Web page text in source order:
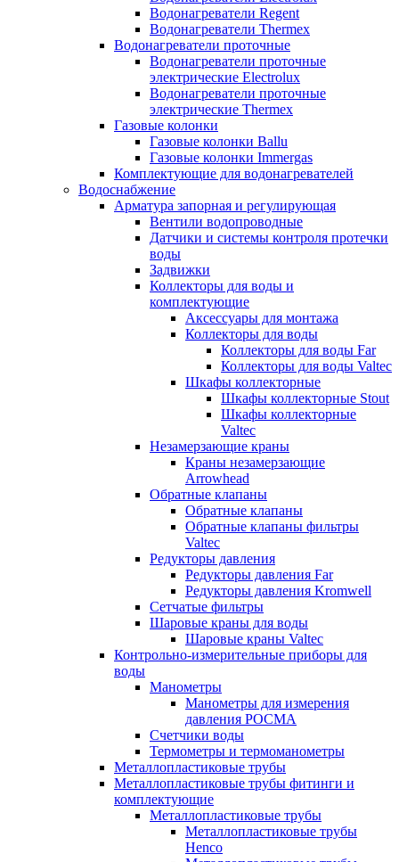
Водонагреватели Regent
Водонагреватели Thermex
Водонагреватели проточные
Водонагреватели проточные
электрические Electrolux
Водонагреватели проточные
электрические Thermex
Газовые колонки
Газовые колонки Ballu
Газовые колонки Immergas
Комплектующие для водонагревателей
Водоснабжение
Арматура запорная и регулирующая
Вентили водопроводные
Датчики и системы контроля протечки
воды
Задвижки
Коллекторы для воды и
комплектующие
Аксессуары для монтажа
Коллекторы для воды
Коллекторы для воды Far
Коллекторы для воды Valtec
Шкафы коллекторные
Шкафы коллекторные Stout
Шкафы коллекторные
Valtec
Незамерзающие краны
Краны незамерзающие
Arrowhead
Обратные клапаны
Обратные клапаны
Обратные клапаны фильтры
Valtec
Редукторы давления
Редукторы давления Far
Редукторы давления Kromwell
Сетчатые фильтры
Шаровые краны для воды
Шаровые краны Valtec
Контрольно-измерительные приборы для
воды
Манометры
Манометры для измерения
давления РОСМА
Счетчики воды
Термометры и термоманометры
Металлопластиковые трубы
Металлопластиковые трубы фитинги и
комплектующие
Металлопластиковые трубы
Металлопластиковые трубы
Henco